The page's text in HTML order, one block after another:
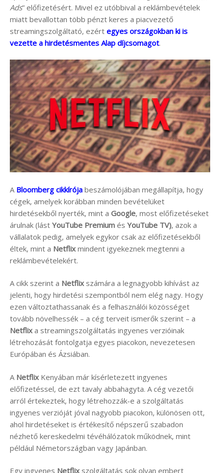
Ads” előfizetésért. Mivel ez utóbbival a reklámbevételek
miatt bevallottan több pénzt keres a piacvezető
streamingszolgáltató, ezért egyes országokban ki is
vezette a hirdetésmentes Alap díjcsomagot.
A Bloomberg cikkírója beszámolójában megállapítja, hogy
cégek, amelyek korábban minden bevételüket
hirdetésekből nyerték, mint a Google, most előfizetéseket
árulnak (lást YouTube Premium és YouTube TV), azok a
vállalatok pedig, amelyek egykor csak az előfizetésekből
éltek, mint a Netflix mindent igyekeznek megtenni a
reklámbevételekért.
A cikk szerint a Netflixszámára a legnagyobb kihívást az
jelenti, hogy hirdetési szempontból nem elég nagy. Hogy
ezen változtathassanak és a felhasználói közösséget
tovább növelhessék – a cég terveit ismerők szerint – a
Netflixa streamingszolgáltatás ingyenes verzióinak
létrehozását fontolgatja egyes piacokon, nevezetesen
Európában és Ázsiában.
A Netflix Kenyában már kísérletezett ingyenes
előfizetéssel, de ezt tavaly abbahagyta. A cég vezetői
arról értekeztek, hogy létrehozzák-e a szolgáltatás
ingyenes verzióját jóval nagyobb piacokon, különösen ott,
ahol hirdetéseket is értékesítő népszerű szabadon
nézhető kereskedelmi tévéhálózatok működnek, mint
például Németországban vagy Japánban.
Egy ingyenes Netflixszolgáltatás sok olyan embert